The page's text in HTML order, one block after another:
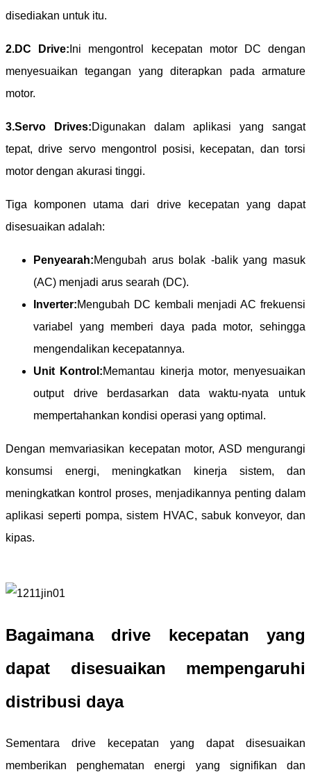
disediakan untuk itu.
2.DC Drive: Ini mengontrol kecepatan motor DC dengan
menyesuaikan tegangan yang diterapkan pada armature
motor.
3.Servo Drives:Digunakan dalam aplikasi yang sangat
tepat, drive servo mengontrol posisi, kecepatan, dan torsi
motor dengan akurasi tinggi.
Tiga komponen utama dari drive kecepatan yang dapat
disesuaikan adalah:
Penyearah:Mengubah arus bolak -balik yang masuk
(AC) menjadi arus searah (DC).
Inverter:Mengubah DC kembali menjadi AC frekuensi
variabel yang memberi daya pada motor, sehingga
mengendalikan kecepatannya.
Unit Kontrol:Memantau kinerja motor, menyesuaikan
output drive berdasarkan data waktu-nyata untuk
mempertahankan kondisi operasi yang optimal.
Dengan memvariasikan kecepatan motor, ASD mengurangi
konsumsi energi, meningkatkan kinerja sistem, dan
meningkatkan kontrol proses, menjadikannya penting dalam
aplikasi seperti pompa, sistem HVAC, sabuk konveyor, dan
kipas.
Bagaimana drive kecepatan yang
dapat disesuaikan mempengaruhi
distribusi daya
Sementara drive kecepatan yang dapat disesuaikan
memberikan penghematan energi yang signifikan dan